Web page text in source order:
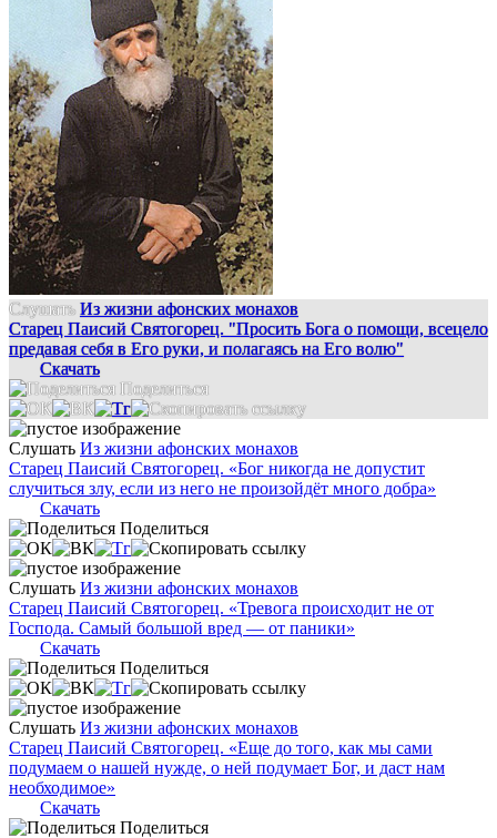
Слушать Из жизни афонских монахов
Старец Паисий Святогорец. "Просить Бога о помощи, всецело
предавая себя в Его руки, и полагаясь на Его волю"
Скачать
Поделиться
Слушать Из жизни афонских монахов
Старец Паисий Святогорец. «Бог никогда не допустит
случиться злу, если из него не произойдёт много добра»
Скачать
Поделиться
Слушать Из жизни афонских монахов
Старец Паисий Святогорец. «Тревога происходит не от
Господа. Самый большой вред — от паники»
Скачать
Поделиться
Слушать Из жизни афонских монахов
Старец Паисий Святогорец. «Еще до того, как мы сами
подумаем о нашей нужде, о ней подумает Бог, и даст нам
необходимое»
Скачать
Поделиться